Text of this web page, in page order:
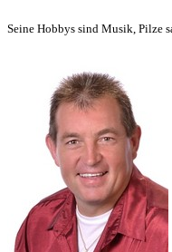
Seine Hobbys sind Musik, Pilze